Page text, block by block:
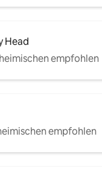
Head
empfohlen
empfohlen